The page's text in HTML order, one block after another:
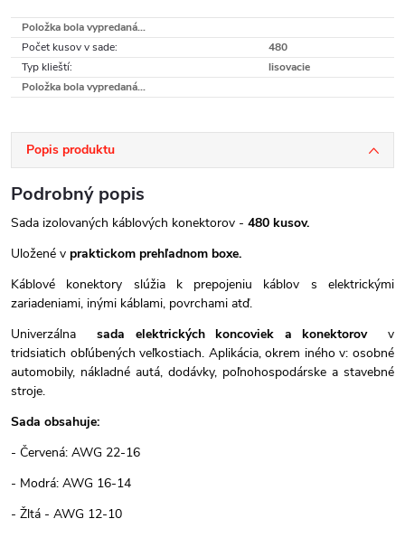
cena:
Položka bola vypredaná…
Počet kusov v sade:
480
Typ klieští:
lisovacie
Položka bola vypredaná…
Popis produktu
Podrobný popis
Sada izolovaných káblových konektorov - 480 kusov.
Uložené v praktickom prehľadnom boxe.
Káblové konektory slúžia k prepojeniu káblov s elektrickými
zariadeniami, inými káblami, povrchami atď.
Univerzálna sada elektrických koncoviek a konektorovv
tridsiatich obľúbených veľkostiach. Aplikácia, okrem iného v: osobné
automobily, nákladné autá, dodávky, poľnohospodárske a stavebné
stroje.
Sada obsahuje:
- Červená: AWG 22-16
- Modrá: AWG 16-14
- Žltá - AWG 12-10